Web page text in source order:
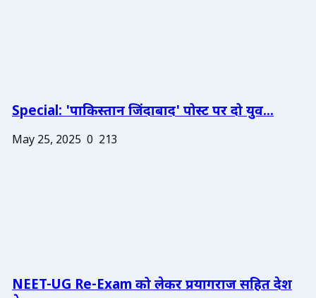
Special: 'पाकिस्तान जिंदाबाद' पोस्ट पर दो युव...
May 25, 2025 0 213
NEET-UG Re-Exam को लेकर प्रयागराज सहित देश